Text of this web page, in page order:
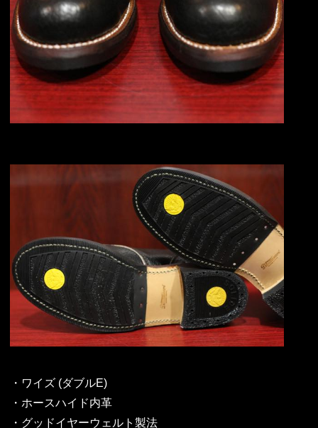
・ワイズ (ダブルE)
・ホースハイド内革
・グッドイヤーウェルト製法